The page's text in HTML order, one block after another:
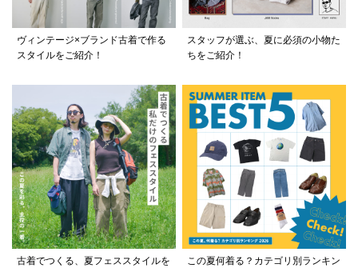
ヴィンテージ×ブランド古着で作る
スタイルをご紹介！
スタッフが選ぶ、夏に必須の小物た
ちをご紹介！
古着でつくる、夏フェススタイルを
この夏何着る？カテゴリ別ランキン